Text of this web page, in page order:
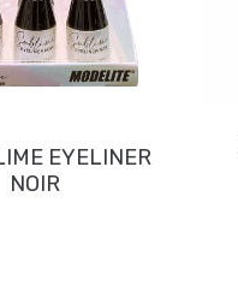
EYELINER
NOIR